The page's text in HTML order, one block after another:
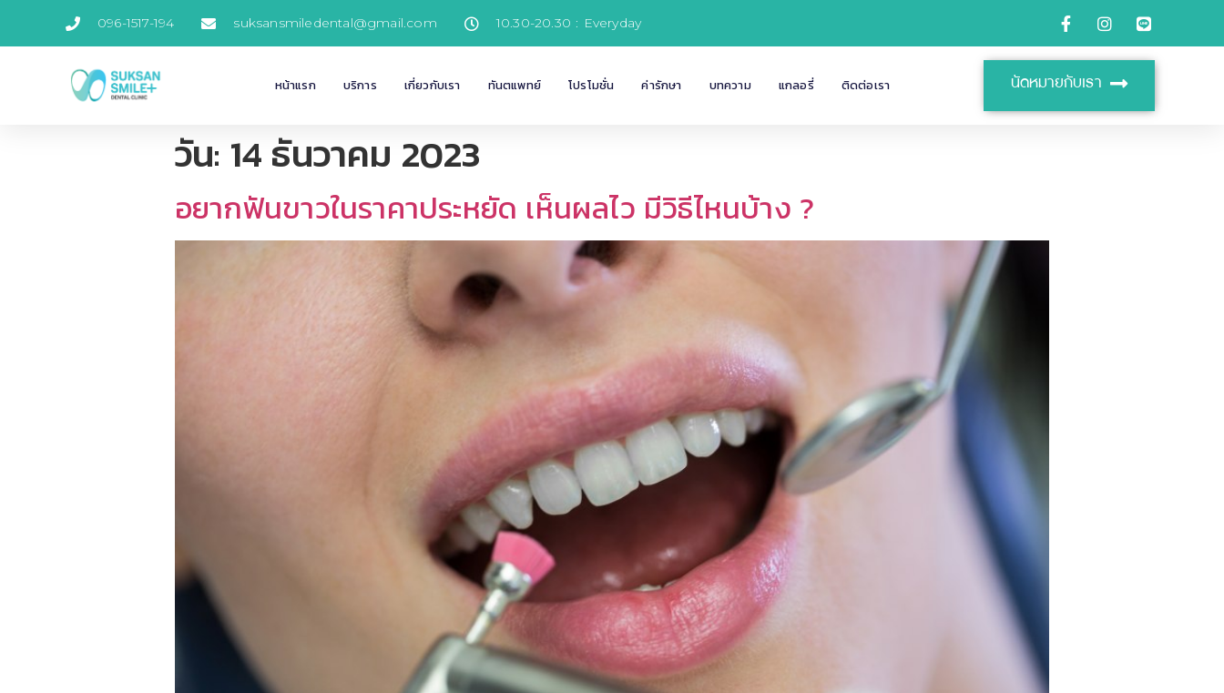
096-1517-194 suksansmiledental@gmail.com 10.30-20.30 : Everyday
หน้าแรก บริการ เกี่ยวกับเรา ทันตแพทย์ โปรโมชั่น ค่ารักษา บทความ แกลอรี่ ติดต่อเรา นัดหมายกับเรา
วัน: 14 ธันวาคม 2023
อยากฟันขาวในราคาประหยัด เห็นผลไว มีวิธีไหนบ้าง ?